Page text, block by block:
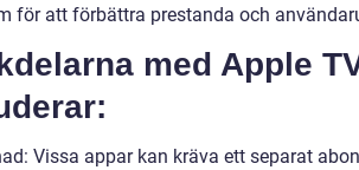
för att förbättra prestanda och
med Apple
Vissa appar kan kräva ett separat